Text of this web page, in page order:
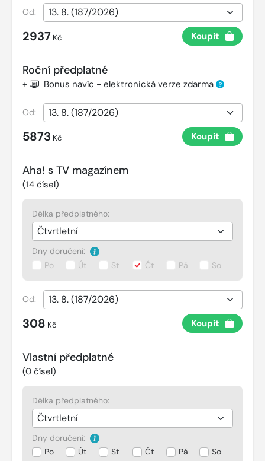
Od:
2937 Kč Koupit
Roční předplatné
+ Bonus navíc - elektronická verze zdarma ?
Od:
5873 Kč Koupit
Aha! s TV magazínem
(14 čísel)
Délka předplatného:
Dny doručení:
Po
Út St Čt Pá So
Od:
308 Kč Koupit
Vlastní předplatné
(0 čísel)
Délka předplatného:
Dny doručení:
Po
Út St Čt Pá So